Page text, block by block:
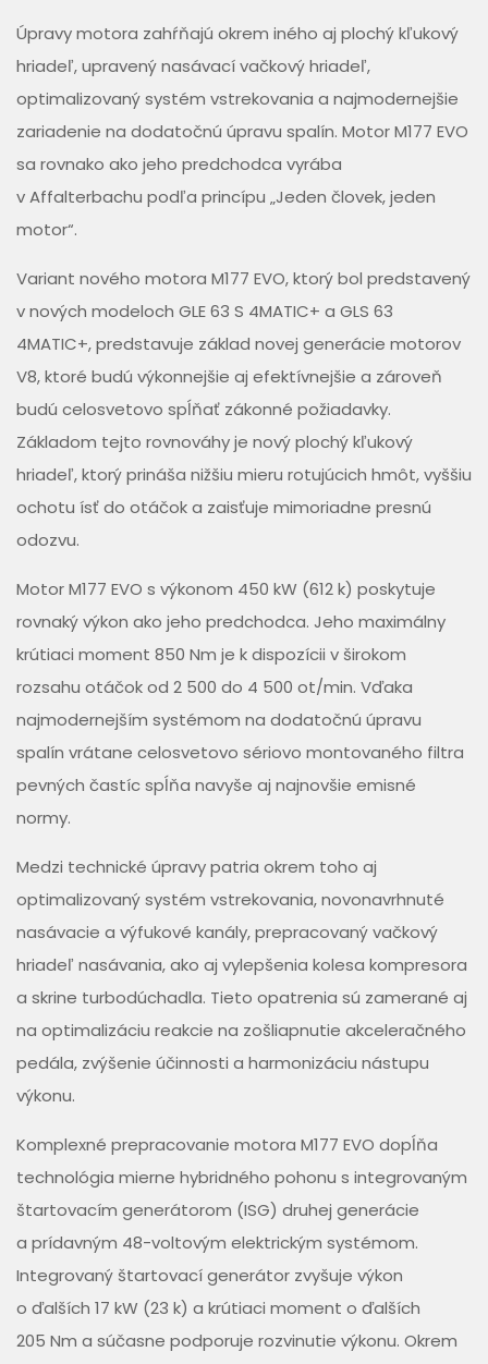
Úpravy motora zahŕňajú okrem iného aj plochý kľukový
hriadeľ, upravený nasávací vačkový hriadeľ,
optimalizovaný systém vstrekovania a najmodernejšie
zariadenie na dodatočnú úpravu spalín. Motor M177 EVO
sa rovnako ako jeho predchodca vyrába
v Affalterbachu podľa princípu „Jeden človek, jeden
motor“.
Variant nového motora M177 EVO, ktorý bol predstavený
v nových modeloch GLE 63 S 4MATIC+ a GLS 63
4MATIC+, predstavuje základ novej generácie motorov
V8, ktoré budú výkonnejšie aj efektívnejšie a zároveň
budú celosvetovo spĺňať zákonné požiadavky.
Základom tejto rovnováhy je nový plochý kľukový
hriadeľ, ktorý prináša nižšiu mieru rotujúcich hmôt, vyššiu
ochotu ísť do otáčok a zaisťuje mimoriadne presnú
odozvu.
Motor M177 EVO s výkonom 450 kW (612 k) poskytuje
rovnaký výkon ako jeho predchodca. Jeho maximálny
krútiaci moment 850 Nm je k dispozícii v širokom
rozsahu otáčok od 2 500 do 4 500 ot/min. Vďaka
najmodernejším systémom na dodatočnú úpravu
spalín vrátane celosvetovo sériovo montovaného filtra
pevných častíc spĺňa navyše aj najnovšie emisné
normy.
Medzi technické úpravy patria okrem toho aj
optimalizovaný systém vstrekovania, novonavrhnuté
nasávacie a výfukové kanály, prepracovaný vačkový
hriadeľ nasávania, ako aj vylepšenia kolesa kompresora
a skrine turbodúchadla. Tieto opatrenia sú zamerané aj
na optimalizáciu reakcie na zošliapnutie akceleračného
pedála, zvýšenie účinnosti a harmonizáciu nástupu
výkonu.
Komplexné prepracovanie motora M177 EVO dopĺňa
technológia mierne hybridného pohonu s integrovaným
štartovacím generátorom (ISG) druhej generácie
a prídavným 48-voltovým elektrickým systémom.
Integrovaný štartovací generátor zvyšuje výkon
o ďalších 17 kW (23 k) a krútiaci moment o ďalších
205 Nm a súčasne podporuje rozvinutie výkonu. Okrem